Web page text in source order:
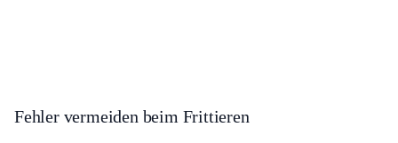
Fehler vermeiden beim Frittieren